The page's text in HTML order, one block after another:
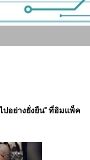
อย่างยั่งยืน" ที่อิมแพ็ค